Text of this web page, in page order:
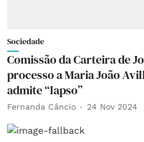
Sociedade
Comissão da Carteira de
processo a Maria João
admite “lapso”
Fernanda Câncio 24 Nov 2024